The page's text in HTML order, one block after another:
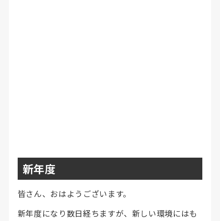
新年度
皆さん、おはようございます。
新年度になり数日経ちますが、新しい環境にはも